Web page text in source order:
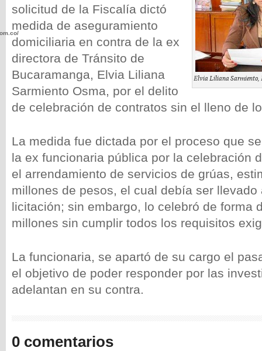
Elvia Liliana Sarmiento,
solicitud de la Fiscalía dictó
medida de aseguramiento
domiciliaria en contra de la ex
directora de Tránsito de
Bucaramanga, Elvia Liliana
Sarmiento Osma, por el delito
de celebración de contratos sin el lleno de
La medida fue dictada por el proceso que
la ex funcionaria pública por la celebración
el arrendamiento de servicios de grúas,
millones de pesos, el cual debía ser llevado
licitación; sin embargo, lo celebró de forma
millones sin cumplir todos los requisitos
La funcionaria, se apartó de su cargo el
el objetivo de poder responder por las
adelantan en su contra.
0 comentarios
wp-
wp-
wp-